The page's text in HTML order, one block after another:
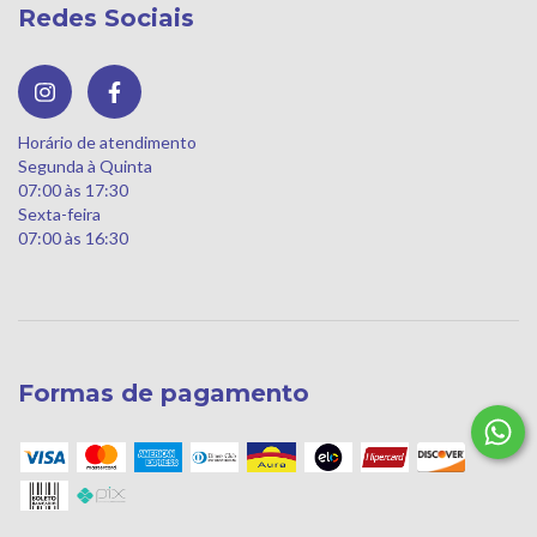
Redes Sociais
Horário de atendimento
Segunda à Quinta
07:00 às 17:30
Sexta-feira
07:00 às 16:30
Formas de pagamento